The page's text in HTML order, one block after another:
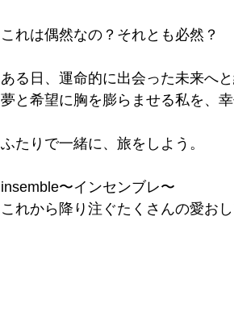
これは偶然なの？それとも必然？
ある日、運命的に出会った未来へと
夢と希望に胸を膨らませる私を、
ふたりで一緒に、旅をしよう。
insemble〜インセンブレ〜
これから降り注ぐたくさんの愛お